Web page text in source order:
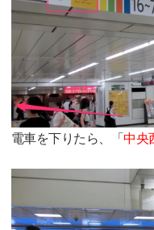
電車を下りたら、「中央